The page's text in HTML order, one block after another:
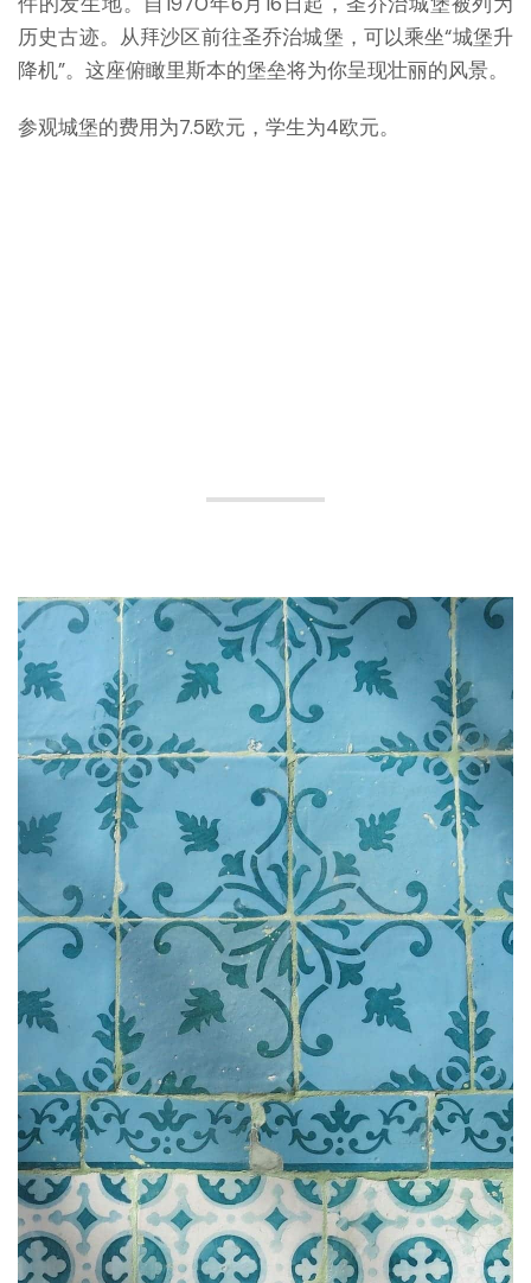
历史古迹。从拜沙区前往圣乔治城堡，可以乘坐“城堡升
降机”。这座俯瞰里斯本的堡垒将为你呈现壮丽的风景。
参观城堡的费用为7.5欧元，学生为4欧元。